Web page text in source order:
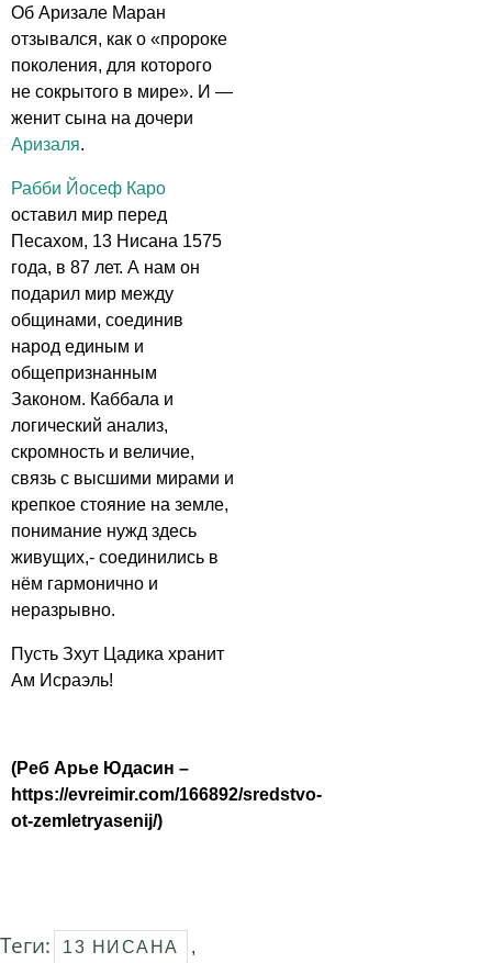
Об Аризале Маран
отзывался, как о «пророке
поколения, для которого
не сокрытого в мире». И —
женит сына на дочери
Аризаля.
Рабби Йосеф Каро
оставил мир перед
Песахом, 13 Нисана 1575
года, в 87 лет. А нам он
подарил мир между
общинами, соединив
народ единым и
общепризнанным
Законом. Каббала и
логический анализ,
скромность и величие,
связь с высшими мирами и
крепкое стояние на земле,
понимание нужд здесь
живущих,- соединились в
нём гармонично и
неразрывно.
Пусть Зхут Цадика хранит
Ам Исраэль!
(Реб Арье Юдасин –
https://evreimir.com/166892/sredstvo-
ot-zemletryasenij/)
Теги: 13 НИСАНА ,